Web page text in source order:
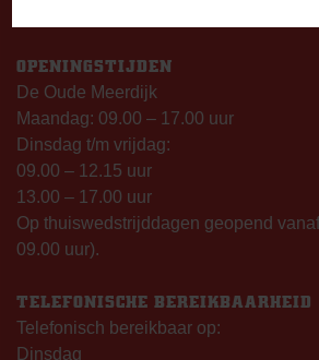
OPENINGSTIJDEN
De Oude Meerdijk
Maandag: 09.00 – 17.00 uur
Dinsdag t/m vrijdag:
09.00 – 12.15 uur
13.00 – 17.00 uur
Op thuiswedstrijddagen geopend
09.00 uur).
TELEFONISCHE BEREIKBAARHEID
Telefonisch bereikbaar op:
Dinsdag